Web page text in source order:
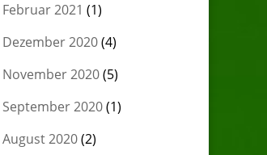
Februar 2021 (1)
Dezember 2020(4)
November 2020(5)
September 2020(1)
August 2020(2)